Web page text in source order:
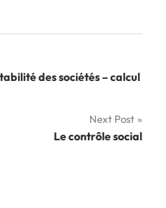
des sociétés – calcul
Next Post
Le contrôle social